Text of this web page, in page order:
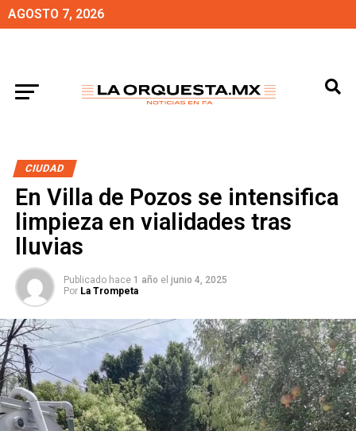
AGOSTO 7, 2026
CIUDAD
En Villa de Pozos se intensifica
limpieza en vialidades tras
lluvias
Publicado hace 1 año el junio 4, 2025
Por La Trompeta